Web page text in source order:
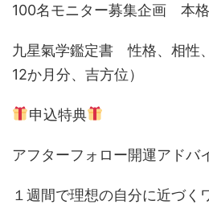
100名モニター募集企画 本
九星氣学鑑定書 性格、相性
12か月分、吉方位）
申込特典
アフターフォロー開運アドバ
１週間で理想の自分に近づく